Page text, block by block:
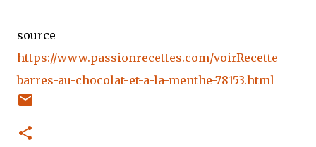
source
https://www.passionrecettes.com/voirRecette-
barres-au-chocolat-et-a-la-menthe-78153.html